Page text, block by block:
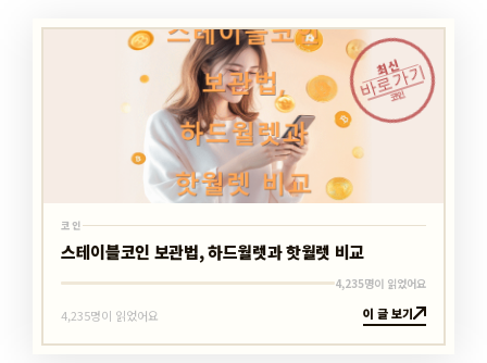
최신
바로가기
코인
코인
스테이블코인 보관법, 하드월렛과 핫월렛 비교
4,235명이 읽었어요
4,235명이 읽었어요 이 글 보기